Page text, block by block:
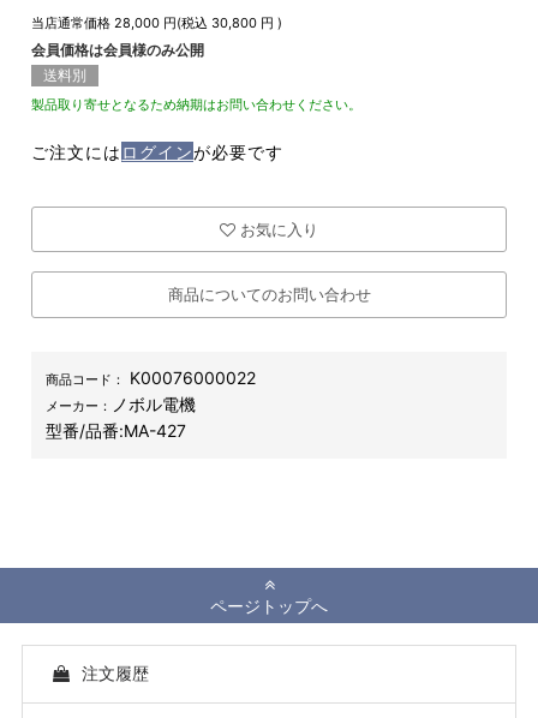
当店通常価格 28,000 円(税込 30,800 円 )
会員価格は会員様のみ公開
送料別
製品取り寄せとなるため納期はお問い合わせください。
ご注文には ログインが必要です
お気に入り
商品についてのお問い合わせ
商品コード： K00076000022
メーカー： ノボル電機
型番/品番:MA-427
ページトップへ
注文履歴